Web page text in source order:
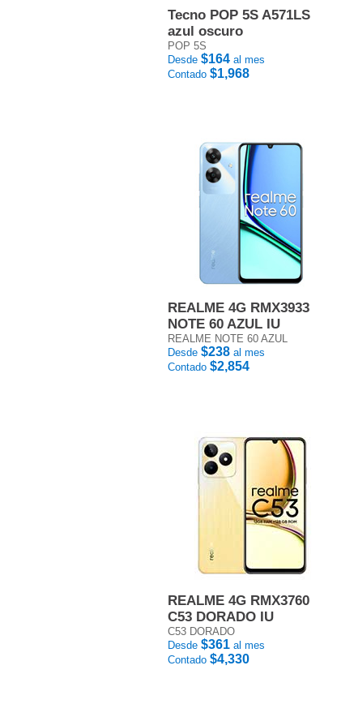
Tecno POP 5S A571LS
azul oscuro
POP 5S
Desde $164 al mes
Contado $1,968
REALME 4G RMX3933
NOTE 60 AZUL IU
REALME NOTE 60 AZUL
Desde $238 al mes
Contado $2,854
REALME 4G RMX3760
C53 DORADO IU
C53 DORADO
Desde $361 al mes
Contado $4,330